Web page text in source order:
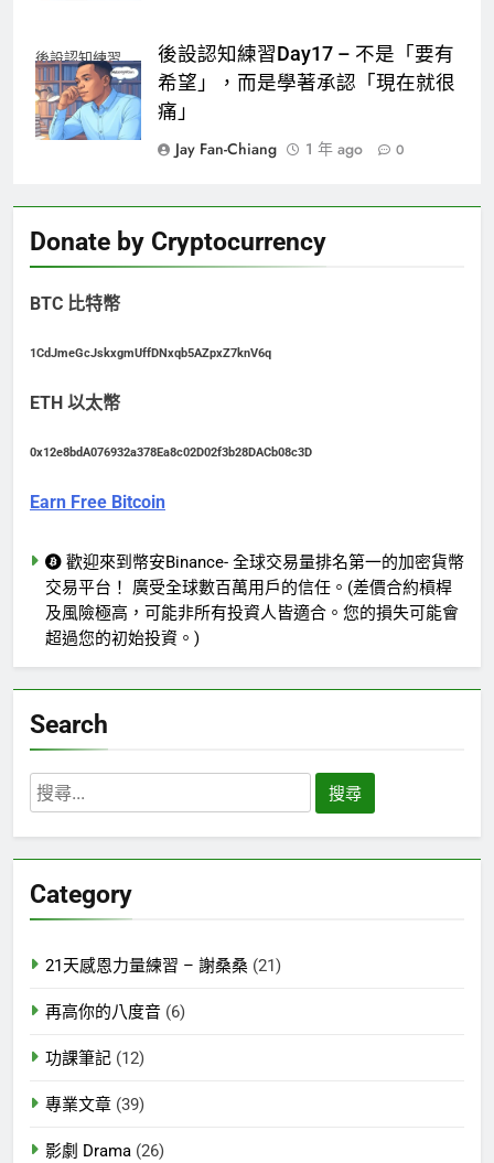
後設認知練習
後設認知練習Day17 – 不是「要有
希望」，而是學著承認「現在就很
痛」
Jay Fan-Chiang
1 年 ago 0
Donate by Cryptocurrency
BTC 比特幣
1CdJmeGcJskxgmUffDNxqb5AZpxZ7knV6q
ETH 以太幣
0x12e8bdA076932a378Ea8c02D02f3b28DACb08c3D
Earn Free Bitcoin
歡迎來到幣安Binance- 全球交易量排名第一的加密貨幣
交易平台！ 廣受全球數百萬用戶的信任。(差價合約槓桿
及風險極高，可能非所有投資人皆適合。您的損失可能會
超過您的初始投資。)
Search
搜
尋
字:
Category
21天感恩力量練習 – 謝桑桑 (21)
再高你的八度音 (6)
功課筆記 (12)
專業文章 (39)
影劇 Drama (26)